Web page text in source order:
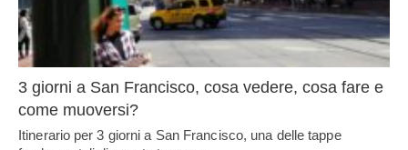
3 giorni a San Francisco, cosa vedere, cosa fare e
come muoversi?
Itinerario per 3 giorni a San Francisco, una delle tappe